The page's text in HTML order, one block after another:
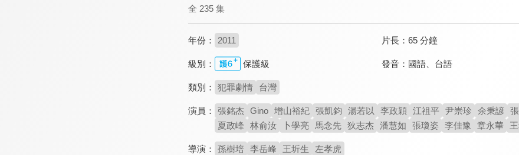
全 235 集
年份： 2011 片長： 65 分鐘
級別： 保護級 發音： 國語、 台語
類別： 犯罪劇情 台灣
演員： 張銘杰 Gino 增山裕紀 張凱鈞 湯若以 李政穎 江祖平 尹崇珍 余秉諺
夏政峰
林俞汝 卜學亮 馬念先 狄志杰 潘慧如 張瓊姿 李佳豫 章永華
導演： 孫樹培 李岳峰 王圻生 左孝虎